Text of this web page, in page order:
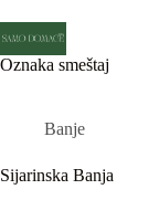
to
content
Oznaka smeštaj
Banje
Sijarinska Banja